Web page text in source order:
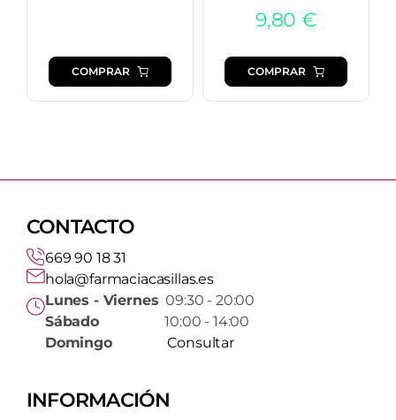
COMPRAR
9,80€
COMPRAR
CONTACTO
669 90 18 31
hola@farmaciacasillas.es
Lunes - Viernes 09:30 - 20:00
Sábado10:00 - 14:00
Domingo
Consultar
INFORMACIÓN